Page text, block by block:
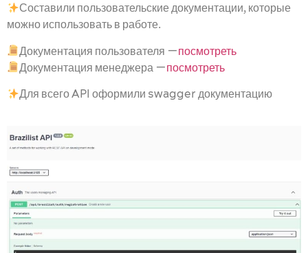
Составили пользовательские документации, которые
можно использовать в работе.
Документация пользователя —посмотреть
Документация менеджера —посмотреть
Для всего API оформили swagger документацию